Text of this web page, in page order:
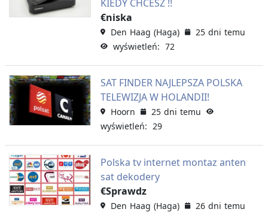
KIEDY CHCESZ !!
€niska
Den Haag (Haga)
25 dni temu
wyświetleń: 72
SAT FINDER NAJLEPSZA POLSKA
TELEWIZJA W HOLANDII!
Hoorn
25 dni temu
wyświetleń: 29
Polska tv internet montaz anten
sat dekodery
€Sprawdz
Den Haag (Haga)
26 dni temu